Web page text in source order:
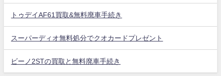
トゥデイAF61買取&無料廃車手続き
スーパーディオ無料処分でクオカードプレゼント
ビーノ2STの買取と無料廃車手続き